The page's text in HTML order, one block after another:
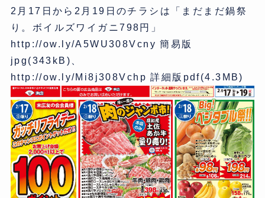
2月17日から2月19日のチラシは「まだまだ鍋祭
り。ボイルズワイガニ798円」
http://ow.ly/A5WU308Vcny 簡易版
jpg(343kB)、
http://ow.ly/Mi8j308Vchp 詳細版pdf(4.3MB)